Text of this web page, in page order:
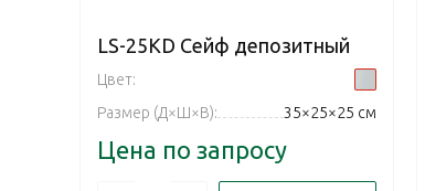
LS-25KD Сейф депозитный
Цвет:
Размер (Д×Ш×В):
35×25×25 см
Цена по запросу